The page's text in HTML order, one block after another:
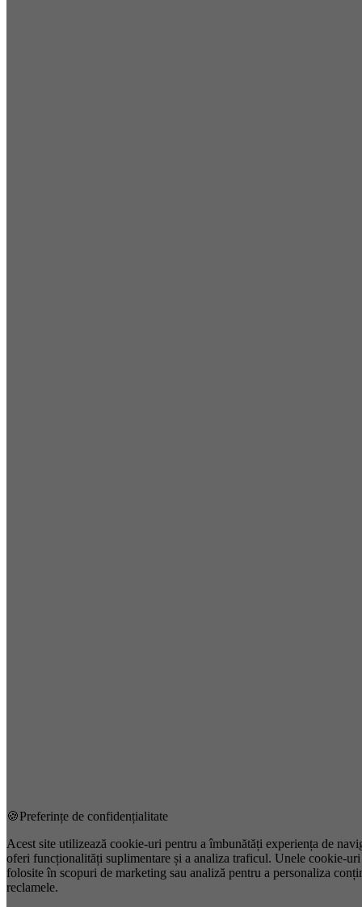
🍪Preferințe de confidențialitate
Acest site utilizează cookie-uri pentru a îmbunătăți experiența de
oferi funcționalități suplimentare și a analiza traficul. Unele cookie-
folosite în scopuri de marketing sau analiză pentru a personaliza
reclamele.